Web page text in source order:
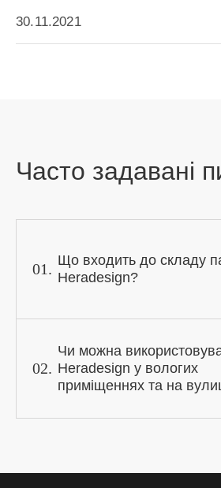
30.11.2021
Часто задавані
01. Що входить до складу
Heradesign?
02.
Чи можна
Heradesign у вологих
приміщеннях та на